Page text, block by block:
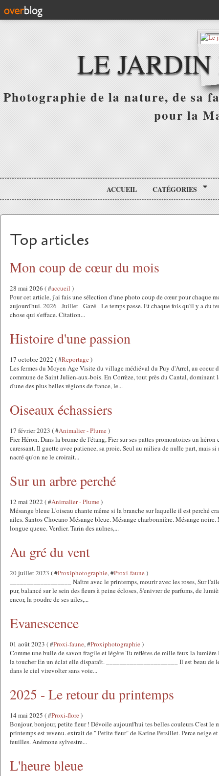
LE
Photographie de la nature, de sa
pour la
ACCUEIL CATÉGORIES
Top articles
Mon coup de cœur du mois
28 mai 2026 ( #accueil )
Pour cet article, j'ai fais une sélection d'une photo coup de cœur pour chaque
aujourd'hui. 2026 - Juillet - Gazé - Le temps passe. Et chaque fois qu'il y a du
chose qui s'efface. Citation...
Histoire d'une passion
17 octobre 2022 ( #Reportage)
Les fermes du Moyen Age Visite du village médiéval du Puy d'Arrel, au coeur
commune de Saint Julien-aux-bois. En Corrèze, tout près du Cantal, dominant
d'une des plus belles régions de france, le...
Oiseaux échassiers
17 février 2023 ( #Animalier - Plume)
Fier Héron. Dans la brume de l'étang, Fier sur ses pattes promontoires un
caressant. Il guette avec patience, sa proie. Seul au milieu de nulle part, mais
nacré qu'on ne le croirait...
Sur un arbre perché
12 mai 2022 ( #Animalier - Plume)
Mésange bleue L'oiseau chante même si la branche sur laquelle il est perché
ailes. Santos Chocano Mésange bleue. Mésange charbonnière. Mésange noire.
longue queue. Verdier. Tarin des aulnes,...
Au gré du vent
20 juillet 2023 ( #Proxiphotographie, #Proxi-faune)
__________________ Naître avec le printemps, mourir avec les roses, Sur
pur, balancé sur le sein des fleurs à peine écloses, S'enivrer de parfums, de
encor, la poudre de ses ailes,...
Evanescence
01 août 2023 ( #Proxi-faune, #Proxiphotographie)
Comme une bulle de savon fragile et légère Tu reflètes de mille feux la
la toucher En un éclat elle disparaît. _____________________ Il est beau de
dans le ciel virevolter sans voie...
2025 - Le retour du printemps
14 mai 2025 ( #Proxi-flore)
Bonjour, bonjour, petite fleur ! Dévoile aujourd'hui tes belles couleurs C'est le
printemps est revenu. extrait de " Petite fleur" de Karine Persillet. Perce neige
feuilles. Anémone sylvestre...
L'heure bleue